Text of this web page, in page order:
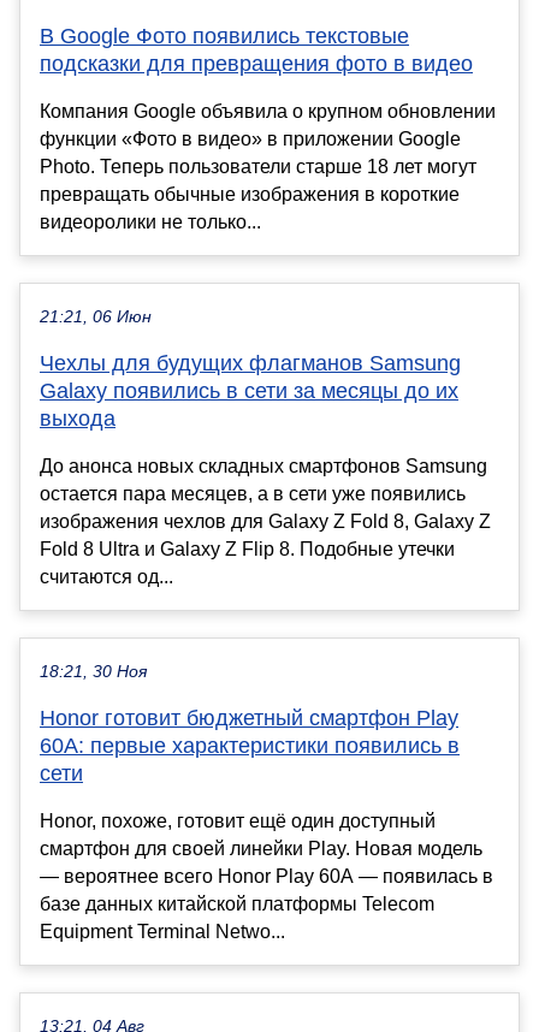
В Google Фото появились текстовые
подсказки для превращения фото в видео
Компания Google объявила о крупном обновлении
функции «Фото в видео» в приложении Google
Photo. Теперь пользователи старше 18 лет могут
превращать обычные изображения в короткие
видеоролики не только...
21:21, 06 Июн
Чехлы для будущих флагманов Samsung
Galaxy появились в сети за месяцы до их
выхода
До анонса новых складных смартфонов Samsung
остается пара месяцев, а в сети уже появились
изображения чехлов для Galaxy Z Fold 8, Galaxy Z
Fold 8 Ultra и Galaxy Z Flip 8. Подобные утечки
считаются од...
18:21, 30 Ноя
Honor готовит бюджетный смартфон Play
60A: первые характеристики появились в
сети
Honor, похоже, готовит ещё один доступный
смартфон для своей линейки Play. Новая модель
— вероятнее всего Honor Play 60A — появилась в
базе данных китайской платформы Telecom
Equipment Terminal Netwo...
13:21, 04 Авг